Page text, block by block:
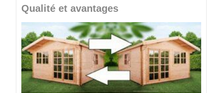
Qualité et avantages